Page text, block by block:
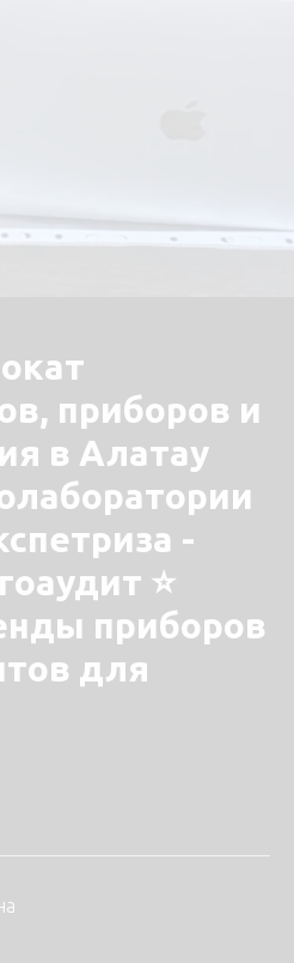
приборов и
в Алатау
-
⭐
приборов
для